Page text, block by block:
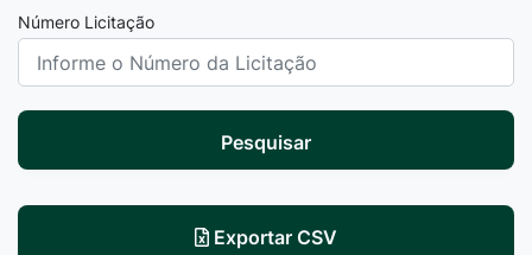
Número Licitação
Pesquisar
Exportar CSV